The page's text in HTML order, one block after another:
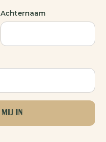
Achternaam